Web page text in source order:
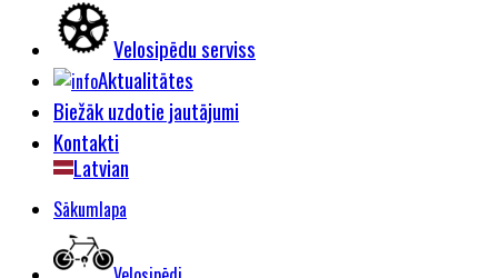
Velosipēdu serviss
Aktualitātes
Biežāk uzdotie jautājumi
Kontakti
Latvian
Sākumlapa